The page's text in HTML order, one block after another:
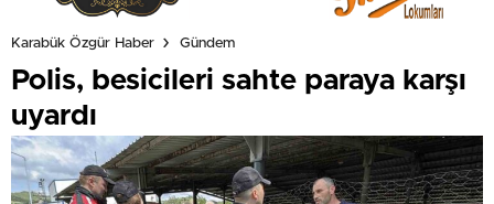
Karabük Özgür Haber Gündem
Polis, besicileri sahte paraya karşı
uyardı